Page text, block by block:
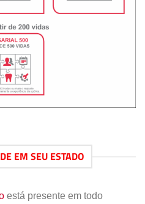
EM SEU ESTADO
está presente em todo